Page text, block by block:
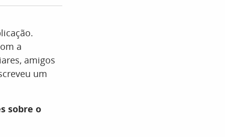
a
amigos
um
sobre o